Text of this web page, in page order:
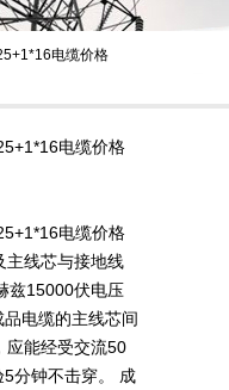
电缆价格
电缆价格
电缆价格
主线芯与接地线
兹15000伏电压
电缆的主线芯间
应能经受交流50
分钟不击穿。 成